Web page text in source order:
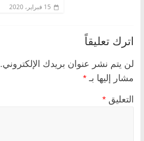
15 فبراير، 2020
اترك تعليقاً
لن يتم نشر عنوان بريدك الإلكتروني.
مشار إليها بـ *
التعليق *